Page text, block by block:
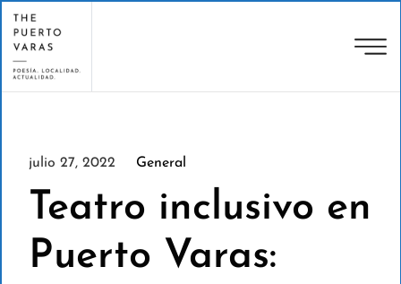
julio 27, 2022 General
Teatro inclusivo en
Puerto Varas: